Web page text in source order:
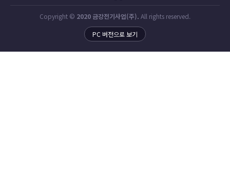
Copyright © 2020 금강전기사업(주). All rights reserved.
PC 버전으로 보기